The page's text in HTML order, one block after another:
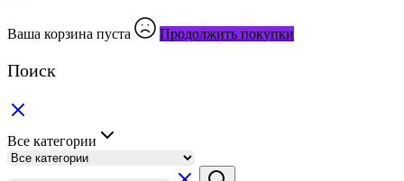
Ваша корзина пуста Продолжить покупки
Поиск
Все категории